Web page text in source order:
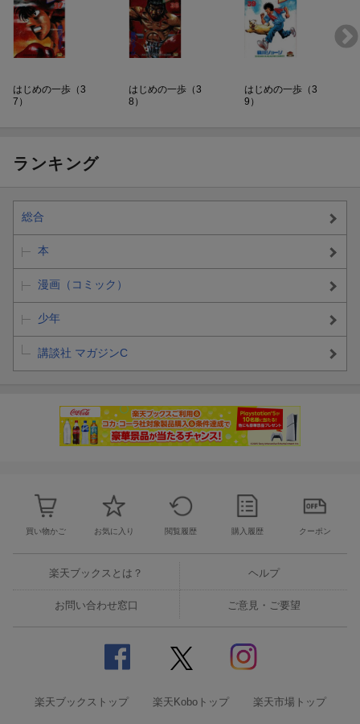
はじめの一歩（3
7）
はじめの一歩（3
8）
はじめの一歩（3
9）
ランキング
総合
本
漫画（コミック）
少年
講談社 マガジンC
買い物かご お気に入り 閲覧履歴 購入履歴 クーポン
楽天ブックスとは？ ヘルプ
お問い合わせ窓口 ご意見・ご要望
楽天ブックストップ 楽天Koboトップ 楽天市場トップ